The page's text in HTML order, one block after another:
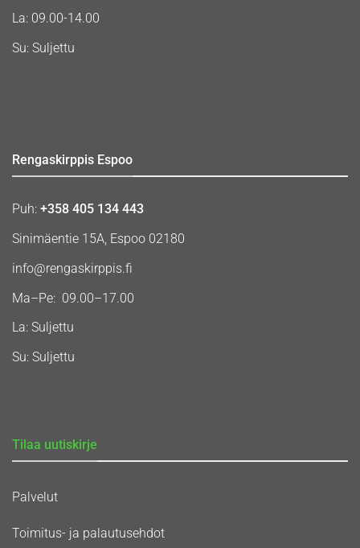
La: 09.00-14.00
Su: Suljettu
Rengaskirppis Espoo
Puh: +358 405 134 443
Sinimäentie 15A, Espoo 02180
info@rengaskirppis.fi
Ma–Pe: 09.00–17.00
La: Suljettu
Su: Suljettu
Tilaa uutiskirje
Palvelut
Toimitus- ja palautusehdot